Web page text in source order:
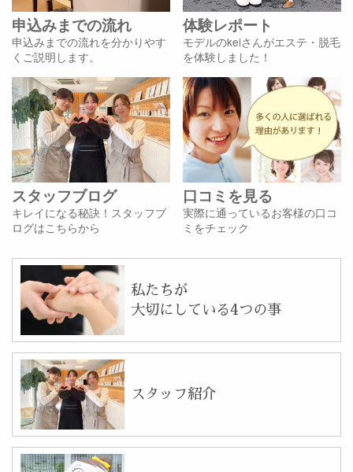
申込みまでの流れ
申込みまでの流れを分かりやす
くご説明します。
体験レポート
モデルのkeiさんがエステ・脱毛
を体験しました！
スタッフブログ
キレイになる秘訣！スタッフブ
ログはこちらから
口コミを見る
実際に通っているお客様の口コ
ミをチェック
私たちが
大切にしている4つの事
スタッフ紹介